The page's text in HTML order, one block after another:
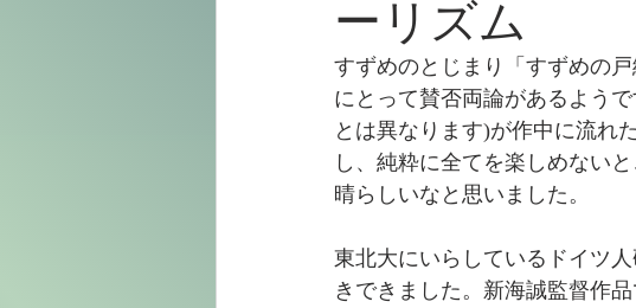
ーリズム
すずめのとじまり「すずめの
にとって賛否両論があるよう
とは異なります)が作中に流れ
し、純粋に全てを楽しめない
晴らしいなと思いました。
東北大にいらしているドイツ
きできました。新海誠監督作